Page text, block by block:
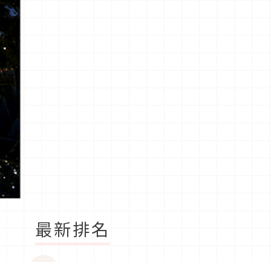
最新排名